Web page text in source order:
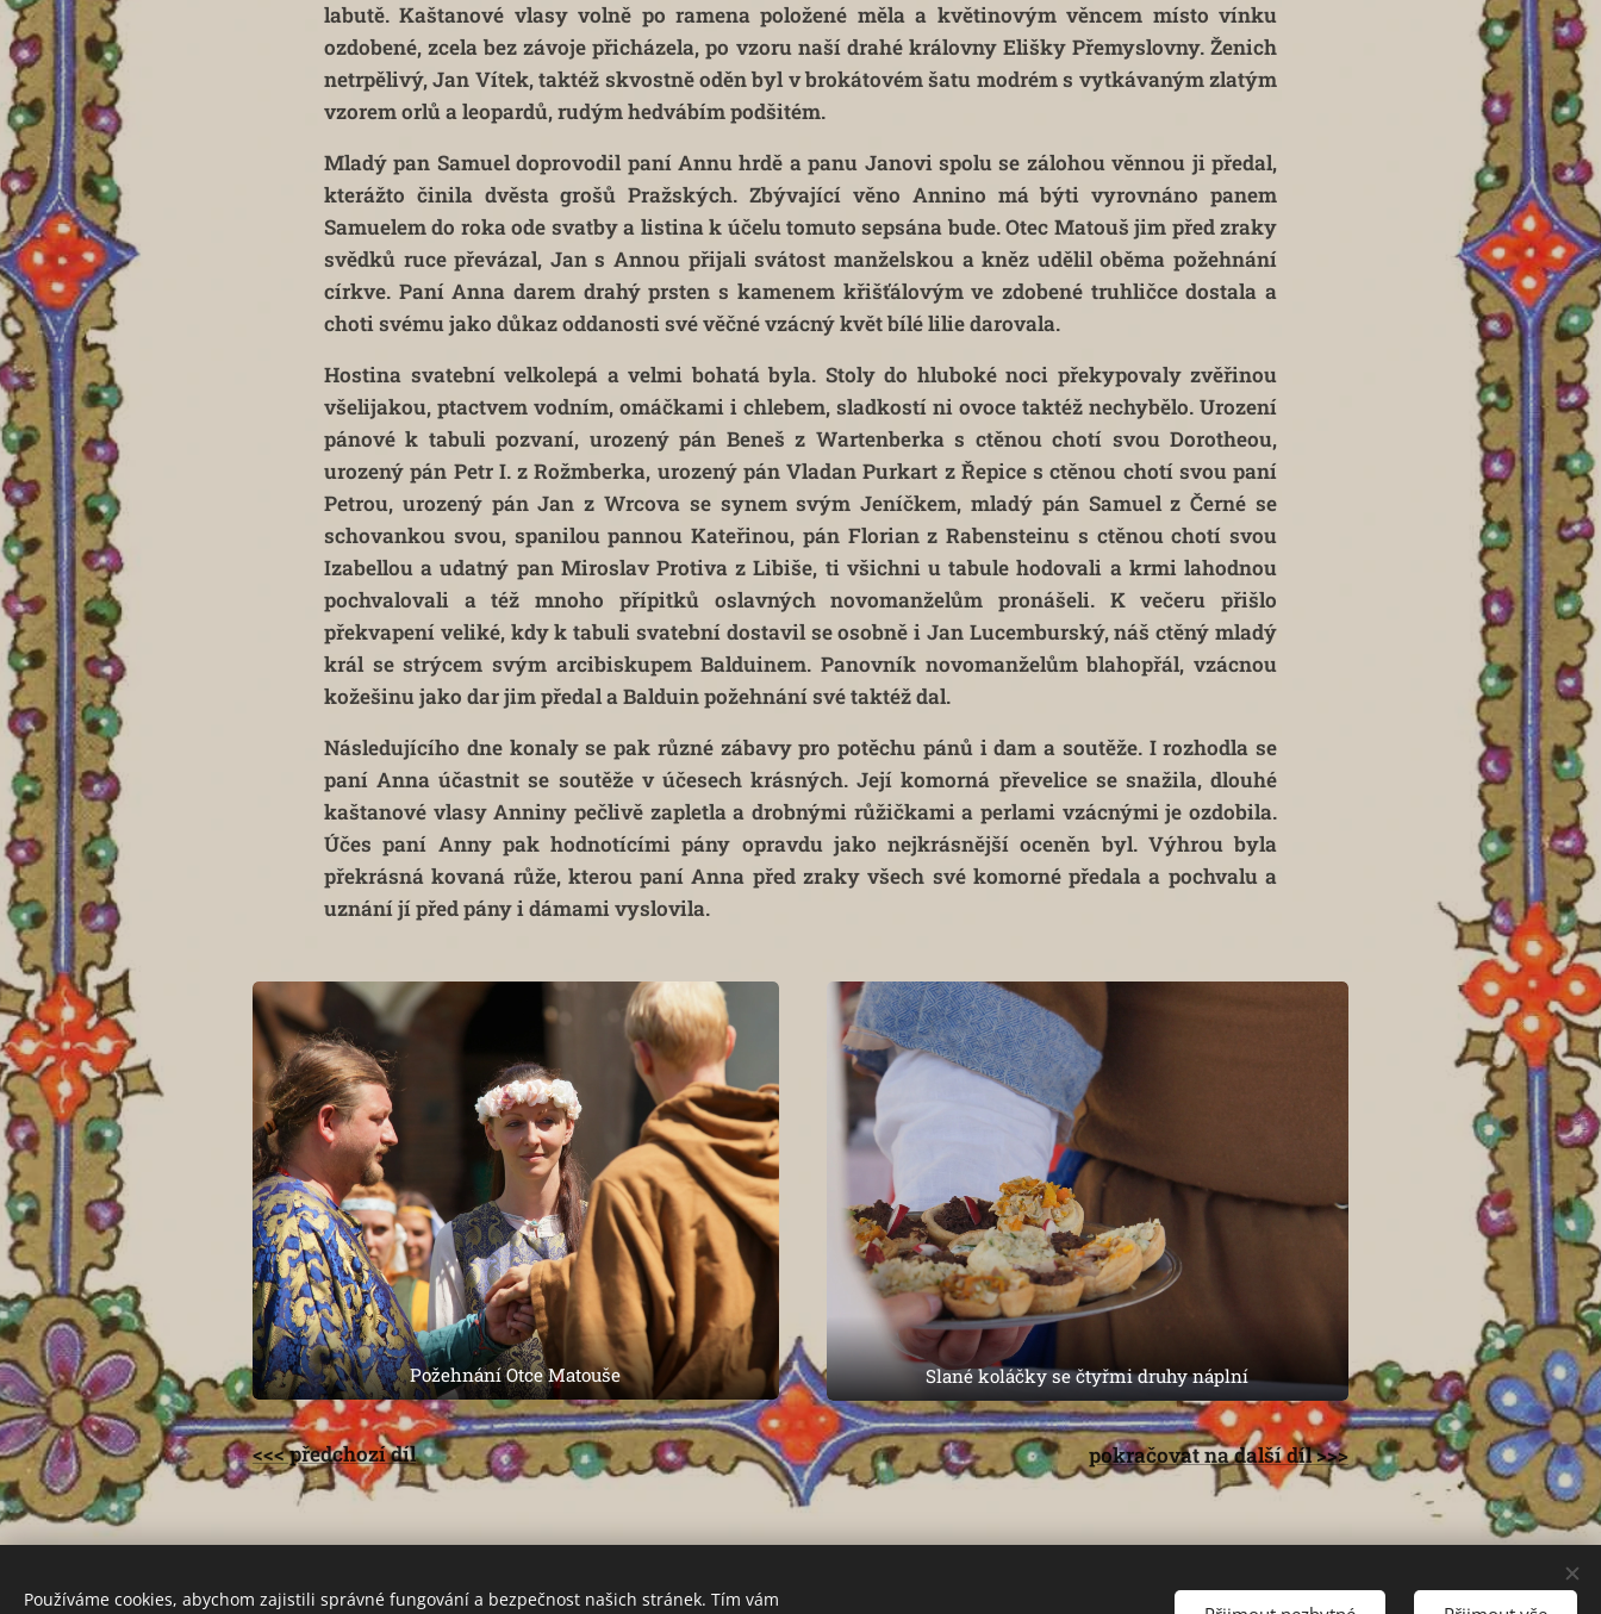
labutě. Kaštanové vlasy volně po ramena položené měla a květinovým věncem místo vínku
ozdobené, zcela bez závoje přicházela, po vzoru naší drahé královny Elišky Přemyslovny. Ženich
netrpělivý, Jan Vítek, taktéž skvostně oděn byl v brokátovém šatu modrém s vytkávaným zlatým
vzorem orlů a leopardů, rudým hedvábím podšitém.
Mladý pan Samuel doprovodil paní Annu hrdě a panu Janovi spolu se zálohou věnnou ji předal,
kterážto činila dvěsta grošů Pražských. Zbývající věno Annino má býti vyrovnáno panem
Samuelem do roka ode svatby a listina k účelu tomuto sepsána bude. Otec Matouš jim před zraky
svědků ruce převázal, Jan s Annou přijali svátost manželskou a kněz udělil oběma požehnání
církve. Paní Anna darem drahý prsten s kamenem křišťálovým ve zdobené truhličce dostala a
choti svému jako důkaz oddanosti své věčné vzácný květ bílé lilie darovala.
Hostina svatební velkolepá a velmi bohatá byla. Stoly do hluboké noci překypovaly zvěřinou
všelijakou, ptactvem vodním, omáčkami i chlebem, sladkostí ni ovoce taktéž nechybělo. Urození
pánové k tabuli pozvaní, urozený pán Beneš z Wartenberka s ctěnou chotí svou Dorotheou,
urozený pán Petr I. z Rožmberka, urozený pán Vladan Purkart z Řepice s ctěnou chotí svou paní
Petrou, urozený pán Jan z Wrcova se synem svým Jeníčkem, mladý pán Samuel z Černé se
schovankou svou, spanilou pannou Kateřinou, pán Florian z Rabensteinu s ctěnou chotí svou
Izabellou a udatný pan Miroslav Protiva z Libiše, ti všichni u tabule hodovali a krmi lahodnou
pochvalovali a též mnoho přípitků oslavných novomanželům pronášeli. K večeru přišlo
překvapení veliké, kdy k tabuli svatební dostavil se osobně i Jan Lucemburský, náš ctěný mladý
král se strýcem svým arcibiskupem Balduinem. Panovník novomanželům blahopřál, vzácnou
kožešinu jako dar jim předal a Balduin požehnání své taktéž dal.
Následujícího dne konaly se pak různé zábavy pro potěchu pánů i dam a soutěže. I rozhodla se
paní Anna účastnit se soutěže v účesech krásných. Její komorná převelice se snažila, dlouhé
kaštanové vlasy Anniny pečlivě zapletla a drobnými růžičkami a perlami vzácnými je ozdobila.
Účes paní Anny pak hodnotícími pány opravdu jako nejkrásnější oceněn byl. Výhrou byla
překrásná kovaná růže, kterou paní Anna před zraky všech své komorné předala a pochvalu a
uznání jí před pány i dámami vyslovila.
Požehnání Otce Matouše
<<< předchozí díl
Slané koláčky se čtyřmi druhy náplní
pokračovat na další díl >>>
Vytvořeno Léta Páně 1313 (2018)
Používáme cookies, abychom zajistili správné fungování a bezpečnost našich stránek. Tím vám